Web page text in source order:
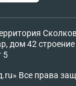
дом 42 строение
5
Все права